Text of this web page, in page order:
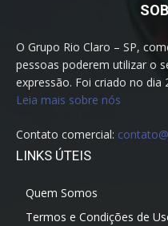
O Grupo Rio Claro – SP,
pessoas poderem utilizar o
expressão. Foi criado no dia
Leia mais sobre nós
Contato comercial:
LINKS ÚTEIS
Quem Somos
Termos e Condições de